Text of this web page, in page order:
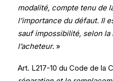
modalité, compte tenu de
l’importance du défaut. Il
sauf impossibilité, selon
l’acheteur. »
Art. L217-10 du Code de la